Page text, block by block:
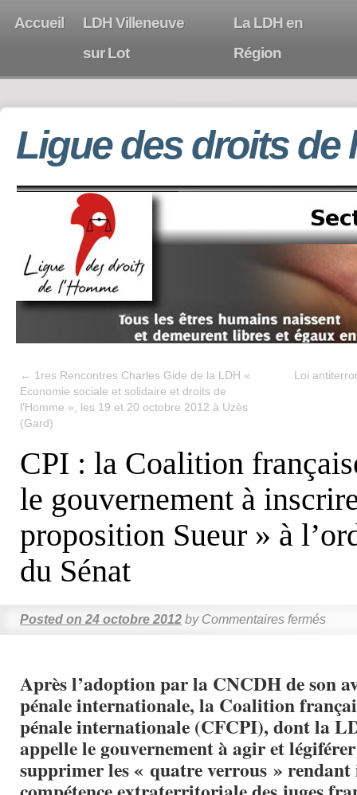
Accueil
LDH Villeneuve
sur Lot
La LDH en
Région
Ligue des droits de
← 1res Rencontres Charles Gide de la LDH «
Economie sociale et solidaire et droits de
l’Homme », les 19 et 20 octobre 2012 à Uzès
(Gard)
Loi
CPI : la Coalition
le gouvernement à
proposition Sueur » à
du Sénat
Posted on 24 octobre 2012 by Commentaires fermés
Après l’adoption par la CNCDH de son
pénale internationale, la Coalition
pénale internationale (CFCPI), dont la
appelle le gouvernement à agir et
supprimer les « quatre verrous » rendant